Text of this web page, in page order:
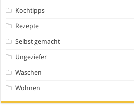
Kochtipps
Rezepte
Selbst gemacht
Ungeziefer
Waschen
Wohnen